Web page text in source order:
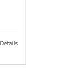
Details